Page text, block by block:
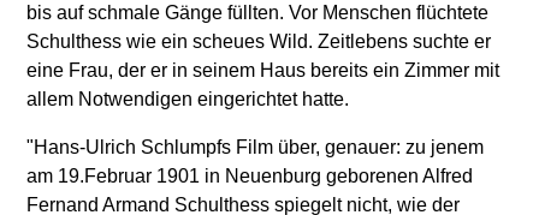
bis auf schmale Gänge füllten. Vor Menschen flüchtete
Schulthess wie ein scheues Wild. Zeitlebens suchte er
eine Frau, der er in seinem Haus bereits ein Zimmer mit
allem Notwendigen eingerichtet hatte.
"Hans-Ulrich Schlumpfs Film über, genauer: zu jenem
am 19.Februar 1901 in Neuenburg geborenen Alfred
Fernand Armand Schulthess spiegelt nicht, wie der